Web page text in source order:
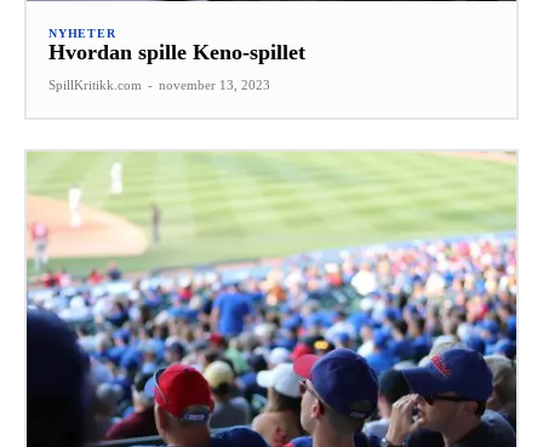
NYHETER
Hvordan spille Keno-spillet
SpillKritikk.com - november 13, 2023